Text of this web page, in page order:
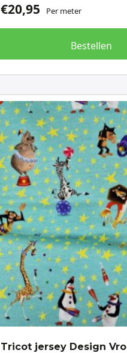
€20,95 Per meter
Bestellen
Tricot jersey Design